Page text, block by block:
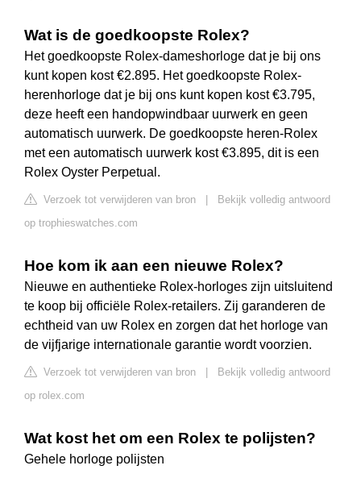
Wat is de goedkoopste Rolex?
Het goedkoopste Rolex-dameshorloge dat je bij ons
kunt kopen kost €2.895. Het goedkoopste Rolex-
herenhorloge dat je bij ons kunt kopen kost €3.795,
deze heeft een handopwindbaar uurwerk en geen
automatisch uurwerk. De goedkoopste heren-Rolex
met een automatisch uurwerk kost €3.895, dit is een
Rolex Oyster Perpetual.
Verzoek tot verwijderen van bron
Bekijk volledig antwoord
op trophieswatches.com
Hoe kom ik aan een nieuwe Rolex?
Nieuwe en authentieke Rolex-horloges zijn uitsluitend
te koop bij officiële Rolex-retailers. Zij garanderen de
echtheid van uw Rolex en zorgen dat het horloge van
de vijfjarige internationale garantie wordt voorzien.
Verzoek tot verwijderen van bron
Bekijk volledig antwoord
op rolex.com
Wat kost het om een Rolex te polijsten?
Gehele horloge polijsten